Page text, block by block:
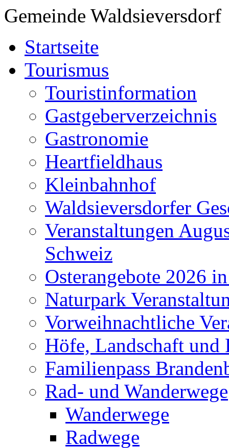
Gemeinde Waldsieversdorf
Startseite
Tourismus
Touristinformation
Gastgeberverzeichnis
Gastronomie
Heartfieldhaus
Kleinbahnhof
Waldsieversdorfer
Veranstaltungen
Schweiz
Osterangebote 2026
Naturpark
Vorweihnachtliche
Höfe, Landschaft und
Familienpass
Rad- und Wanderwege
Wanderwege
Radwege